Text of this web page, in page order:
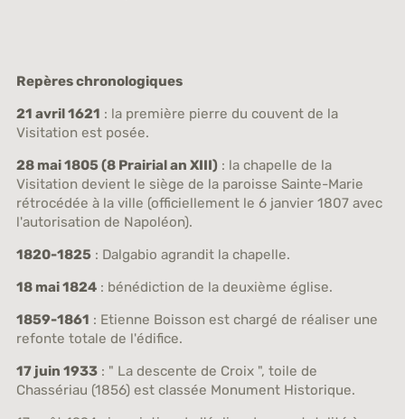
Repères chronologiques
21 avril 1621 : la première pierre du couvent de la
Visitation est posée.
28 mai 1805 (8 Prairial an XIII): la chapelle de la
Visitation devient le siège de la paroisse Sainte-Marie
rétrocédée à la ville (officiellement le 6 janvier 1807 avec
l'autorisation de Napoléon).
1820-1825: Dalgabio agrandit la chapelle.
18 mai 1824: bénédiction de la deuxième église.
1859-1861 : Etienne Boisson est chargé de réaliser une
refonte totale de l'édifice.
17 juin 1933: " La descente de Croix ", toile de
Chassériau (1856) est classée Monument Historique.